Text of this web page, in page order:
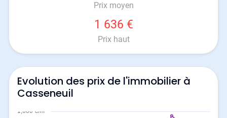
Prix moyen
1 636 €
Prix haut
Evolution des prix de l'immobilier à
Casseneuil